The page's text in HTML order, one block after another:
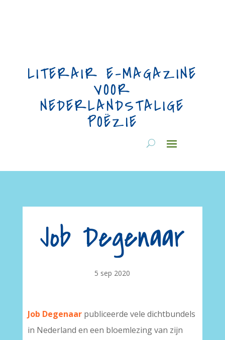
LITERAIR E-MAGAZINE
VOOR
NEDERLANDSTALIGE
POËZIE
Job Degenaar
5 sep 2020
Job Degenaarpubliceerde vele dichtbundels
in Nederland en een bloemlezing van zijn